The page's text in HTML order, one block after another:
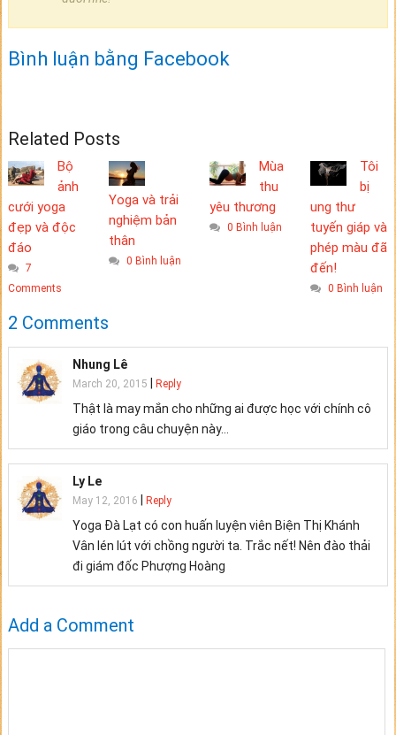
Bình luận bằng Facebook
Related Posts
Bộ
ảnh
cưới yoga
đẹp và độc
đáo
7
Comments
Yoga và trải
nghiệm bản
thân
0 Bình luận
Mùa
thu
yêu thương
0 Bình luận
Tôi
bị
ung thư
tuyến giáp và
phép màu đã
đến!
0 Bình luận
2 Comments
Nhung Lê
March 20, 2015 Reply
Thật là may mắn cho những ai được học với chính cô
giáo trong câu chuyện này…
Ly Le
May 12, 2016 Reply
Yoga Đà Lạt có con huấn luyện viên Biện Thị Khánh
Vân lén lút với chồng người ta. Trắc nết! Nên đào thải
đi giám đốc Phượng Hoàng
Add a Comment